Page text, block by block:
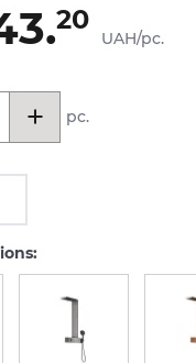
20
UAH/pc.
pc.